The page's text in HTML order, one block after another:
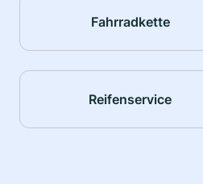
Fahrradkette
Reifenservice